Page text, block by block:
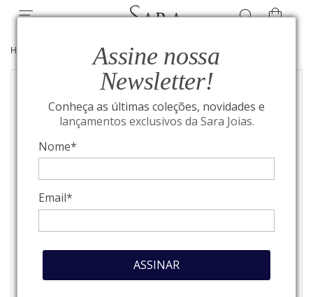
Assine nossa
Newsletter!
Conheça as últimas coleções, novidades e
lançamentos exclusivos da Sara Joias.
Nome*
Email*
ASSINAR
HOME BRINCOS